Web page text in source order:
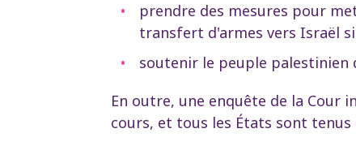
prendre des mesures pour
transfert d'armes vers Israël
soutenir le peuple
En outre, une enquête de la Cour
cours, et tous les États sont